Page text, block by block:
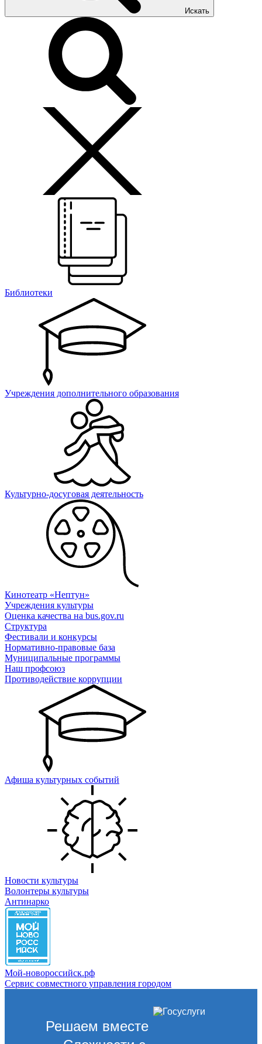
Искать
Библиотеки
Учреждения дополнительного образования
Культурно-досуговая деятельность
Кинотеатр «Нептун»
Учреждения культуры
Оценка качества на bus.gov.ru
Структура
Фестивали и конкурсы
Нормативно-правовые база
Муниципальные программы
Наш профсоюз
Противодействие коррупции
Афиша культурных событий
Новости культуры
Волонтеры культуры
Антинарко
Мой-новороссийск.рф
Сервис совместного управления городом
Решаем вместе